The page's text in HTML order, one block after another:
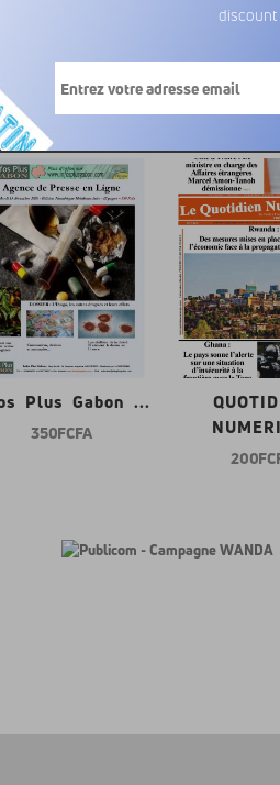
Gratuit
Plus Gabon ...
350 FCFA
200
discount